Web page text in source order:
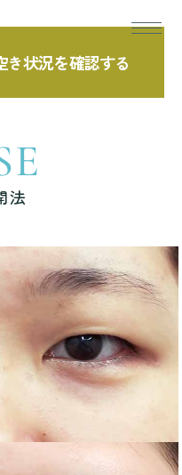
き状況を確認する
法
法